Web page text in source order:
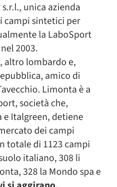
unica azienda
campi sintetici per
la LaboSport
2003.
altro lombardo e,
amico di
Limonta è a
società che,
e Italgreen, detiene
dei campi
totale di 1123 campi
italiano, 308 li
328 la Mondo spa e